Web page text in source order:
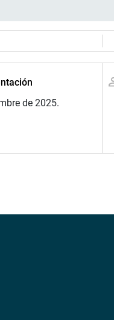
de 2025.